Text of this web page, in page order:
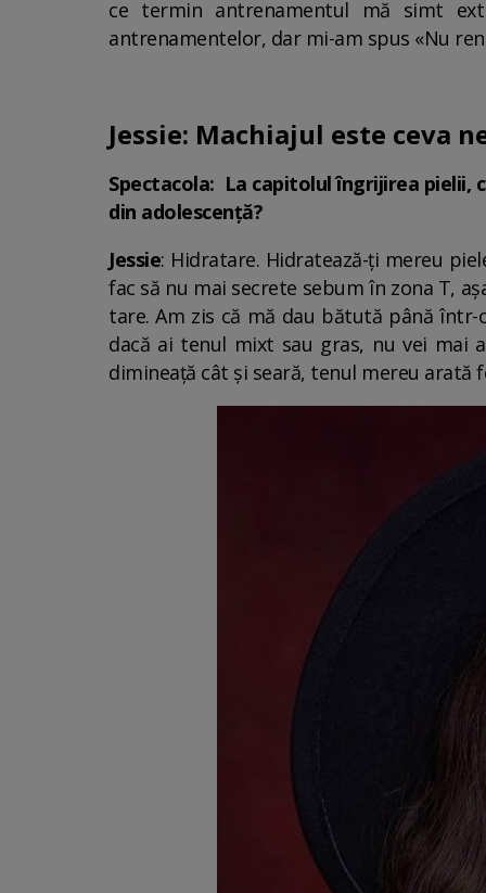
ce termin antrenamentul mă simt
antrenamentelor, dar mi-am spus «Nu
Jessie: Machiajul este ceva
Spectacola: La capitolul îngrijirea
din adolescență?
Jessie: Hidratare. Hidratează-ți mereu
fac să nu mai secrete sebum în zona T,
tare. Am zis că mă dau bătută până
dacă ai tenul mixt sau gras, nu vei mai
dimineață cât și seară, tenul mereu arată